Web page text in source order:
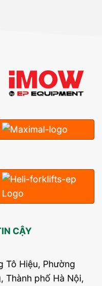
CẬY
Tô Hiệu, Phường
Thành phố Hà Nội,